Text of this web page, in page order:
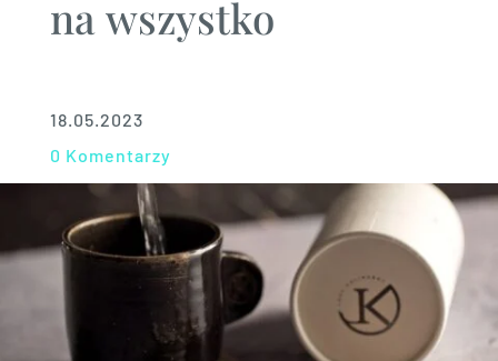
na wszystko
18.05.2023
0 Komentarzy